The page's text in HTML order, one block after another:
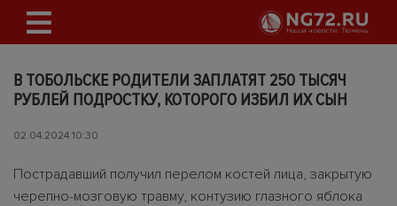
В ТОБОЛЬСКЕ РОДИТЕЛИ ЗАПЛАТЯТ 250 ТЫСЯЧ
РУБЛЕЙ ПОДРОСТКУ, КОТОРОГО ИЗБИЛ ИХ СЫН
02.04.2024 10:30
Пострадавший получил перелом костей лица, закрытую
черепно-мозговую травму, контузию глазного яблока